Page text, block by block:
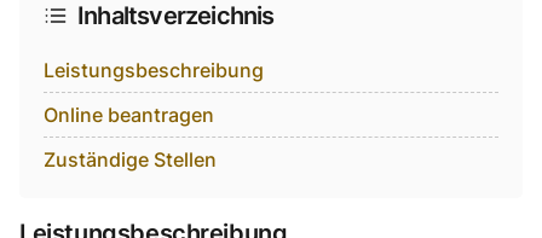
Inhaltsverzeichnis
Leistungsbeschreibung
Online beantragen
Zuständige Stellen